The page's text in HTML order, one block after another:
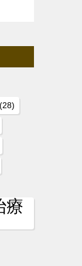
(28)
療